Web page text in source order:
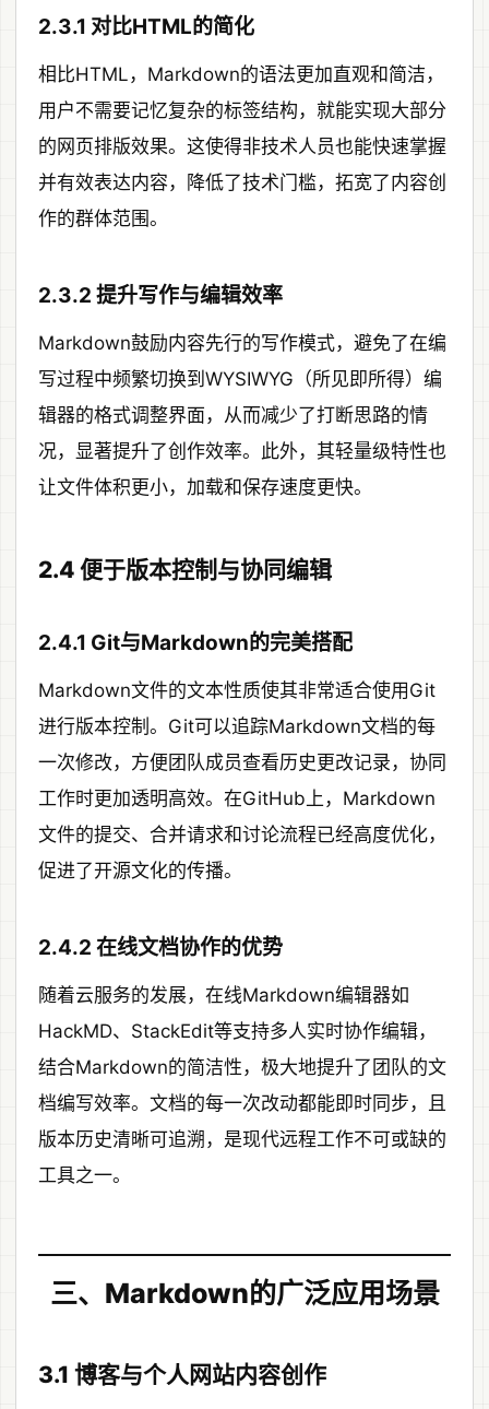
2.3.1 对比HTML的简化
相比HTML，Markdown的语法更加直观和简洁，
用户不需要记忆复杂的标签结构，就能实现大部分
的网页排版效果。这使得非技术人员也能快速掌握
并有效表达内容，降低了技术门槛，拓宽了内容创
作的群体范围。
2.3.2 提升写作与编辑效率
Markdown鼓励内容先行的写作模式，避免了在编
写过程中频繁切换到WYSIWYG（所见即所得）编
辑器的格式调整界面，从而减少了打断思路的情
况，显著提升了创作效率。此外，其轻量级特性也
让文件体积更小，加载和保存速度更快。
2.4 便于版本控制与协同编辑
2.4.1 Git与Markdown的完美搭配
Markdown文件的文本性质使其非常适合使用Git
进行版本控制。Git可以追踪Markdown文档的每
一次修改，方便团队成员查看历史更改记录，协同
工作时更加透明高效。在GitHub上，Markdown
文件的提交、合并请求和讨论流程已经高度优化，
促进了开源文化的传播。
2.4.2 在线文档协作的优势
随着云服务的发展，在线Markdown编辑器如
HackMD、StackEdit等支持多人实时协作编辑，
结合Markdown的简洁性，极大地提升了团队的文
档编写效率。文档的每一次改动都能即时同步，且
版本历史清晰可追溯，是现代远程工作不可或缺的
工具之一。
三、Markdown的广泛应用场景
3.1 博客与个人网站内容创作